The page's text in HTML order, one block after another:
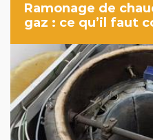
Ramonage de
gaz : ce qu’il faut